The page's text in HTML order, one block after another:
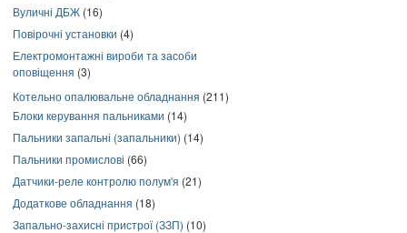
Вуличні ДБЖ (16)
Повірочні установки (4)
Електромонтажні вироби та засоби
оповіщення (3)
Котельно опалювальне обладнання (211)
Блоки керування пальниками (14)
Пальники запальні (запальники) (14)
Пальники промислові (66)
Датчики-реле контролю полум'я (21)
Додаткове обладнання (18)
Запально-захисні пристрої (ЗЗП) (10)